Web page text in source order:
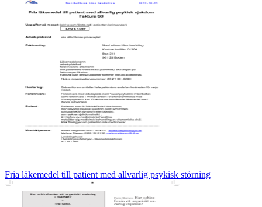
Fria läkemedel till patient med allvarlig psykisk störning